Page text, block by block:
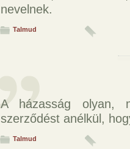
nevelnek.
Talmud
A házasság olyan,
szerződést anélkül,
Talmud